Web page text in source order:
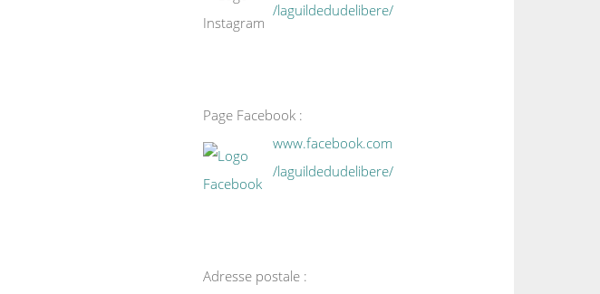
/laguildedudelibere/
Page Facebook :
www.facebook.com
/laguildedudelibere/
Adresse postale :